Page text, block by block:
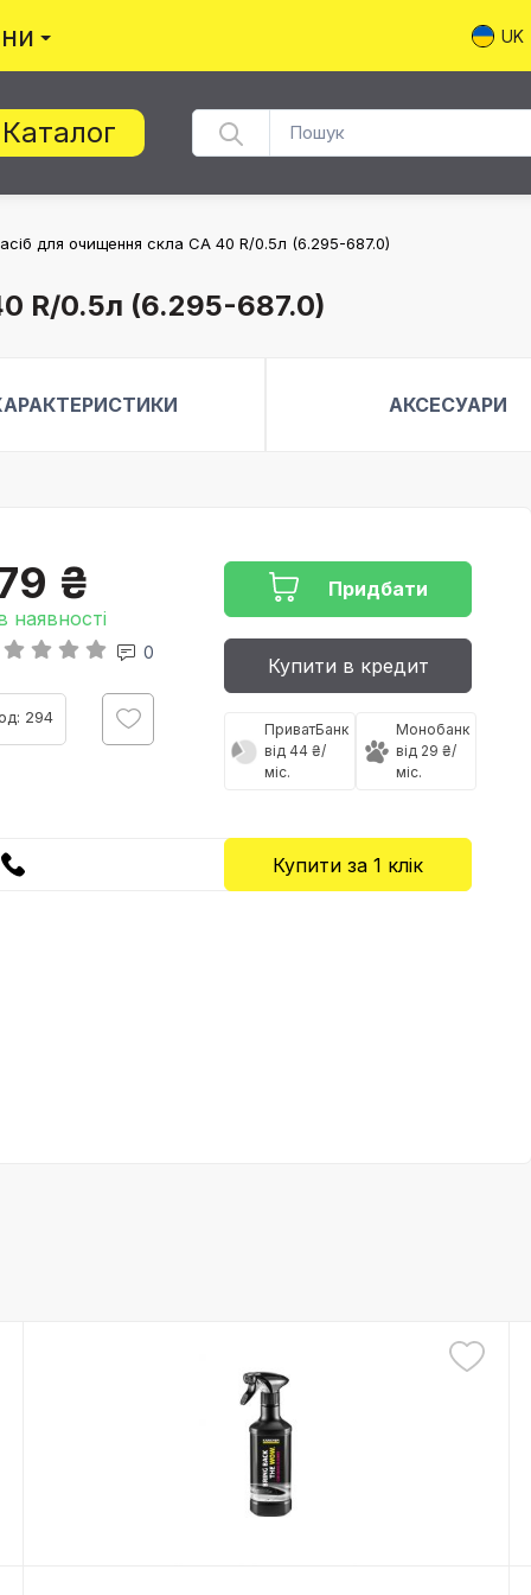
UK
Каталог
для очищення скла CA 40 R/0.5л (6.295-687.0)
R/0.5л (6.295-687.0)
АКСЕСУАРИ
₴
наявності
Придбати
0
294
Купити в кредит
ПриватБанк
від 44 ₴/
міс.
Монобанк
від 29 ₴/
міс.
Купити за 1 клiк